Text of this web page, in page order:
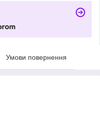
Умови повернення